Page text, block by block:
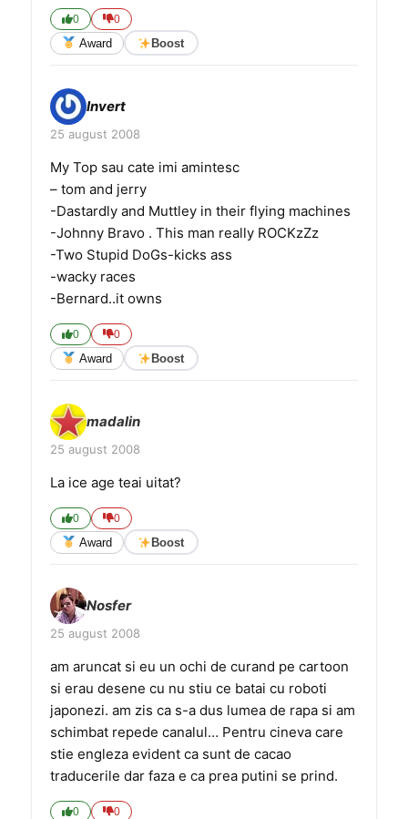
0 0
Award Boost
Invert
25 august 2008
My Top sau cate imi amintesc
– tom and jerry
-Dastardly and Muttley in their flying machines
-Johnny Bravo . This man really ROCKzZz
-Two Stupid DoGs-kicks ass
-wacky races
-Bernard..it owns
0 0
Award Boost
madalin
25 august 2008
La ice age teai uitat?
0 0
Award Boost
Nosfer
25 august 2008
am aruncat si eu un ochi de curand pe cartoon
si erau desene cu nu stiu ce batai cu roboti
japonezi. am zis ca s-a dus lumea de rapa si am
schimbat repede canalul… Pentru cineva care
stie engleza evident ca sunt de cacao
traducerile dar faza e ca prea putini se prind.
0 0